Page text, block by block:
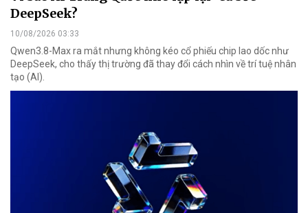
DeepSeek?
10/08/2026 03:33
Qwen3.8-Max ra mắt nhưng không kéo cổ phiếu chip lao dốc như
DeepSeek, cho thấy thị trường đã thay đổi cách nhìn về trí tuệ nhân
tạo (AI).